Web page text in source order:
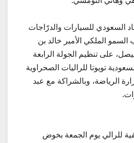
السعودي للسيارات والدرّاجات
السمو الملكي الأمير خالد بن
على تنظيم الجولة الرابعة
تويوتا للراليات الصحراوية
وزارة الرياضة، وبالشراكة مع عبد
للرالي يوم الجمعة بخوض